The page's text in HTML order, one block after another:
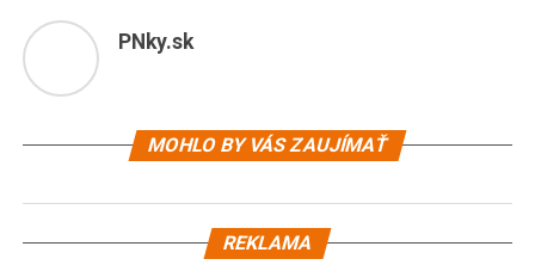
PNky.sk
MOHLO BY VÁS ZAUJÍMAŤ
REKLAMA